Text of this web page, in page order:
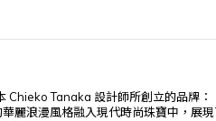
Chieko Tanaka 設計師所創立的品牌：
麗浪漫風格融入現代時尚珠寶中，展